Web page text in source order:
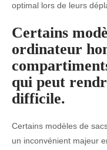
optimal lors de leurs
Certains
ordinateur
qui peut
difficile.
Certains modèles de
un inconvénient majeur